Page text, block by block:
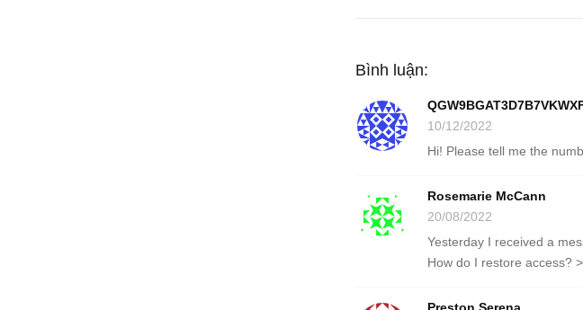
Bình luận:
10/12/2022
Hi! Please tell me the
Rosemarie McCann
20/08/2022
Yesterday I received a
How do I restore access?
Preston Serena